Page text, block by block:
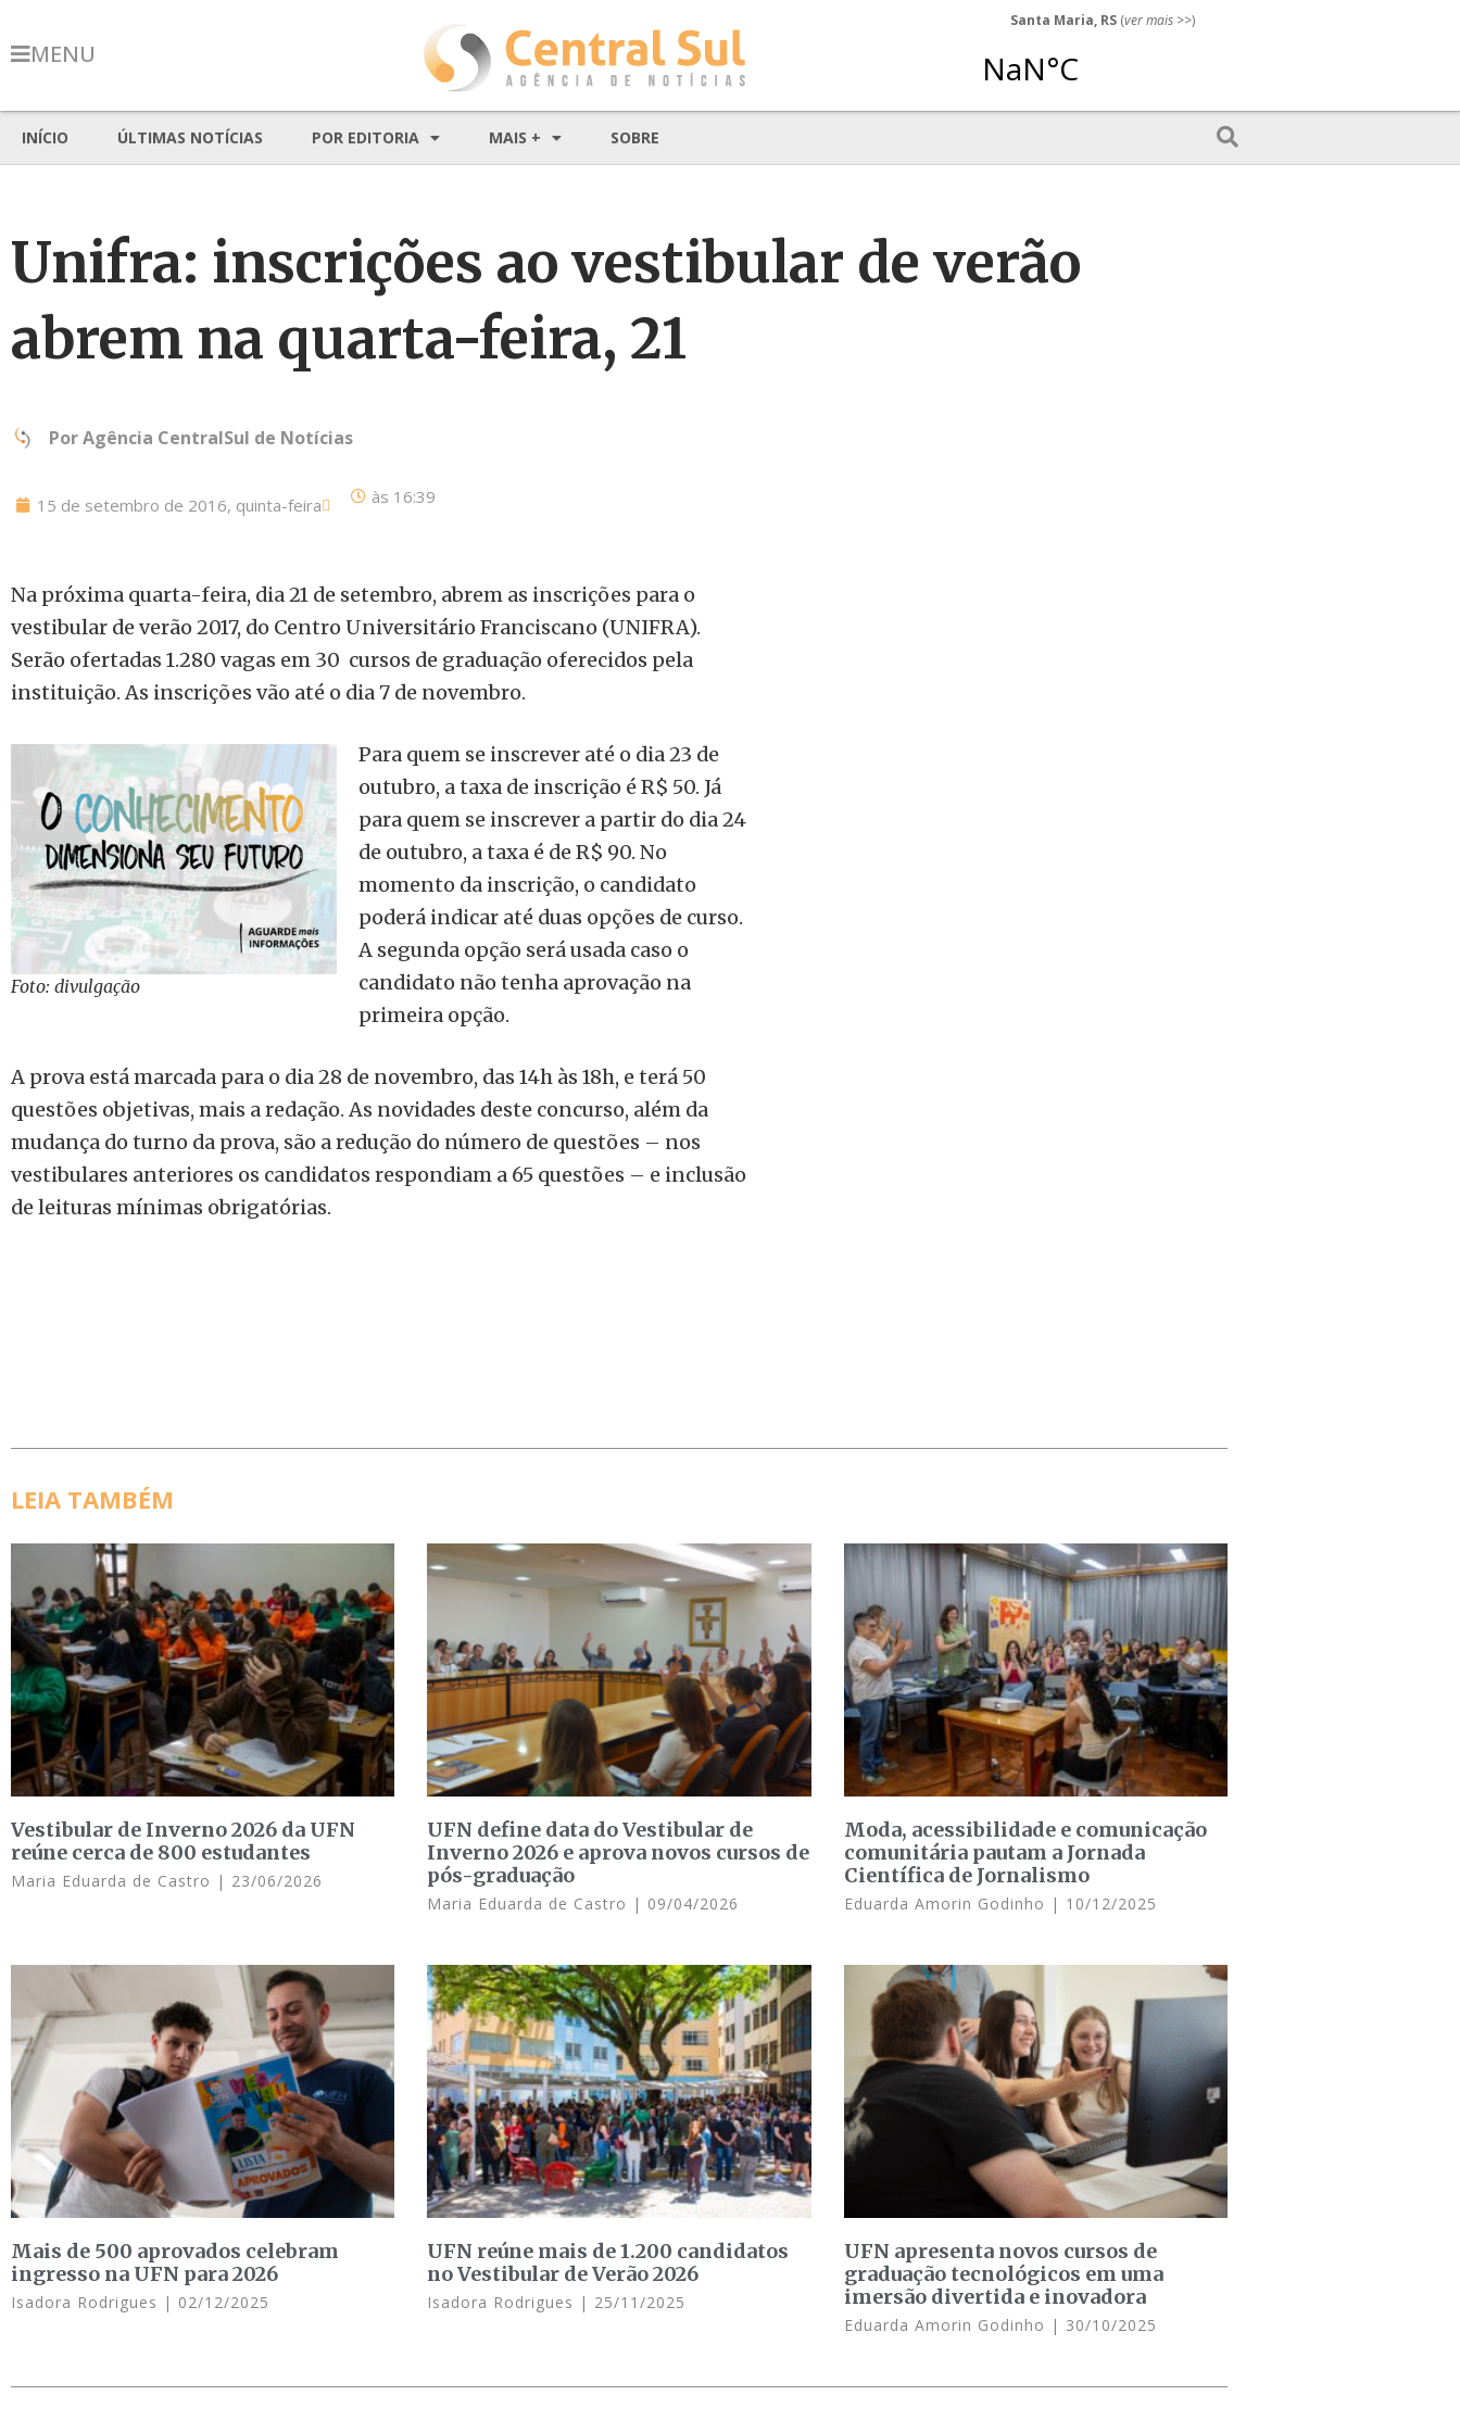
MENU
Santa Maria, RS (ver mais >>)
INÍCIO ÚLTIMAS NOTÍCIAS POR EDITORIA MAIS + SOBRE
Unifra: inscrições ao vestibular de verão
abrem na quarta-feira, 21
PorAgência CentralSul de Notícias
15 de setembro de 2016, quinta-feira às 16:39
Na próxima quarta-feira, dia 21 de setembro, abrem as inscrições para o
vestibular de verão 2017, do Centro Universitário Franciscano (UNIFRA).
Serão ofertadas 1.280 vagas em 30 cursos de graduação oferecidos pela
instituição. As inscrições vão até o dia 7 de novembro.
Foto: divulgação
Para quem se inscrever até o dia 23 de
outubro, a taxa de inscrição é R$ 50. Já
para quem se inscrever a partir do dia 24
de outubro, a taxa é de R$ 90. No
momento da inscrição, o candidato
poderá indicar até duas opções de curso.
A segunda opção será usada caso o
candidato não tenha aprovação na
primeira opção.
A prova está marcada para o dia 28 de novembro, das 14h às 18h, e terá 50
questões objetivas, mais a redação. As novidades deste concurso, além da
mudança do turno da prova, são a redução do número de questões – nos
vestibulares anteriores os candidatos respondiam a 65 questões – e inclusão
de leituras mínimas obrigatórias.
LEIA TAMBÉM
Vestibular de Inverno 2026 da UFN
reúne cerca de 800 estudantes
Maria Eduarda de Castro 23/06/2026
UFN define data do Vestibular de
Inverno 2026 e aprova novos cursos de
pós-graduação
Maria Eduarda de Castro 09/04/2026
Moda, acessibilidade e comunicação
comunitária pautam a Jornada
Científica de Jornalismo
Eduarda Amorin Godinho 10/12/2025
Mais de 500 aprovados celebram
ingresso na UFN para 2026
Isadora Rodrigues 02/12/2025
UFN reúne mais de 1.200 candidatos
no Vestibular de Verão 2026
Isadora Rodrigues 25/11/2025
UFN apresenta novos cursos de
graduação tecnológicos em uma
imersão divertida e inovadora
Eduarda Amorin Godinho 30/10/2025